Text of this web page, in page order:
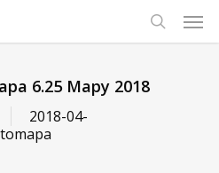
search
6.25 Mapy 2018
2018-04-